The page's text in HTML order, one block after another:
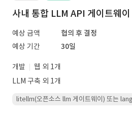
사내 통합 LLM API 게이트웨
예상 금액
협의 후 결정
예상 기간
30일
개발
웹 외 1개
LLM 구축 외 1개
litellm(오픈소스 llm 게이트웨이) 또는